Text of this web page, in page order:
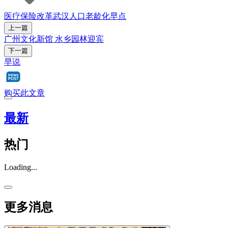
医疗保险改革武汉 人口老龄化早点
上一篇
广州文化新馆 水乡园林迎宾
下一篇
早说
购买此文章
最新
热门
Loading...
更多消息